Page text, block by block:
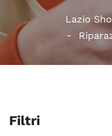
Lazio
Filtri